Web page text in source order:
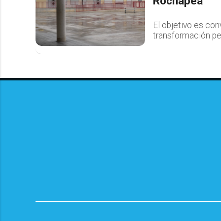
El objetivo es
transformación